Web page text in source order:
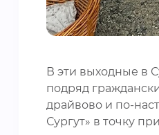
В эти выходные в
подряд
драйвово и по-
Сургут» в точку